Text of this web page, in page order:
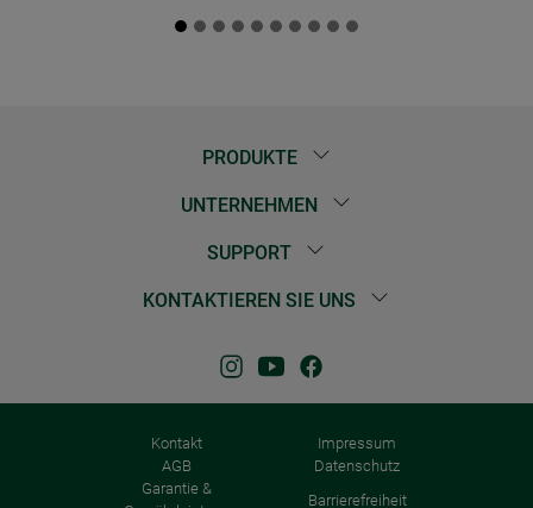
PRODUKTE
UNTERNEHMEN
SUPPORT
KONTAKTIEREN SIE UNS
Kontakt
Impressum
AGB
Datenschutz
Garantie &
Barrierefreiheit